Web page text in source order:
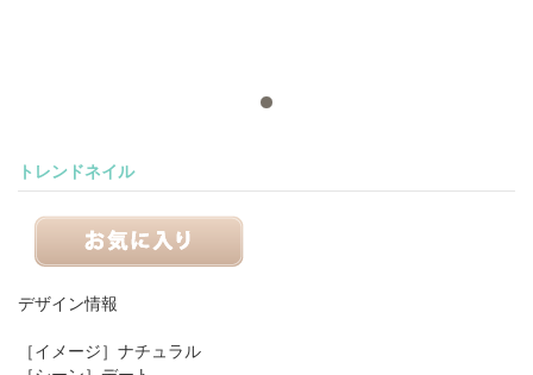
トレンドネイル
デザイン情報
［イメージ］ ナチュラル